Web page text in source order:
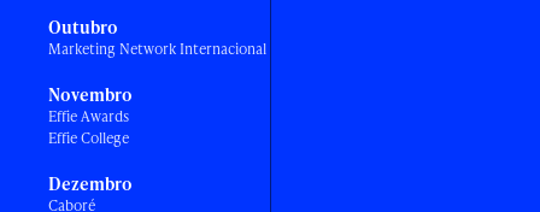
Outubro
Marketing Network Internacional
Novembro
Effie Awards
Effie College
Dezembro
Caboré